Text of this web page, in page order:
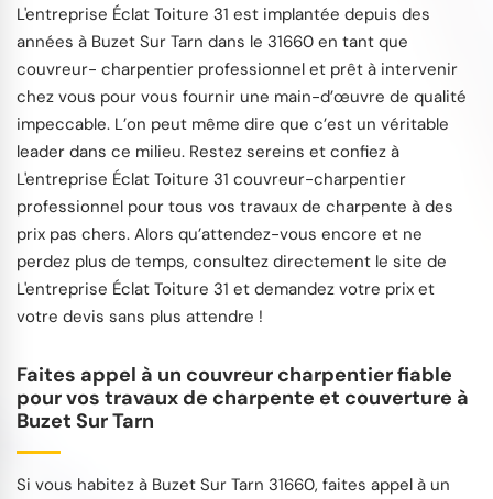
L'entreprise Éclat Toiture 31 est implantée depuis des
années à Buzet Sur Tarn dans le 31660 en tant que
couvreur- charpentier professionnel et prêt à intervenir
chez vous pour vous fournir une main-d’œuvre de qualité
impeccable. L’on peut même dire que c’est un véritable
leader dans ce milieu. Restez sereins et confiez à
L'entreprise Éclat Toiture 31 couvreur-charpentier
professionnel pour tous vos travaux de charpente à des
prix pas chers. Alors qu’attendez-vous encore et ne
perdez plus de temps, consultez directement le site de
L'entreprise Éclat Toiture 31 et demandez votre prix et
votre devis sans plus attendre !
Faites appel à un couvreur charpentier fiable
pour vos travaux de charpente et couverture à
Buzet Sur Tarn
Si vous habitez à Buzet Sur Tarn 31660, faites appel à un